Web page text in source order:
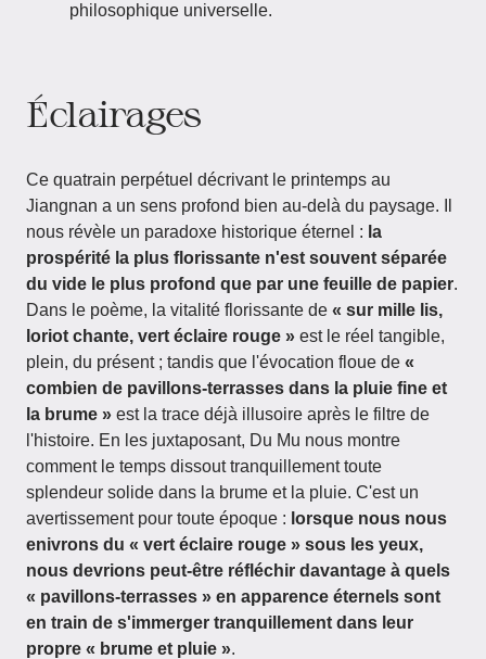
philosophique universelle.
Éclairages
Ce quatrain perpétuel décrivant le printemps au
Jiangnan a un sens profond bien au-delà du paysage. Il
nous révèle un paradoxe historique éternel : la
prospérité la plus florissante n'est souvent séparée
du vide le plus profond que par une feuille de papier.
Dans le poème, la vitalité florissante de « sur mille lis,
loriot chante, vert éclaire rouge » est le réel tangible,
plein, du présent ; tandis que l'évocation floue de «
combien de pavillons-terrasses dans la pluie fine et
la brume » est la trace déjà illusoire après le filtre de
l'histoire. En les juxtaposant, Du Mu nous montre
comment le temps dissout tranquillement toute
splendeur solide dans la brume et la pluie. C'est un
avertissement pour toute époque : lorsque nous nous
enivrons du « vert éclaire rouge » sous les yeux,
nous devrions peut-être réfléchir davantage à quels
« pavillons-terrasses » en apparence éternels sont
en train de s'immerger tranquillement dans leur
propre « brume et pluie ».